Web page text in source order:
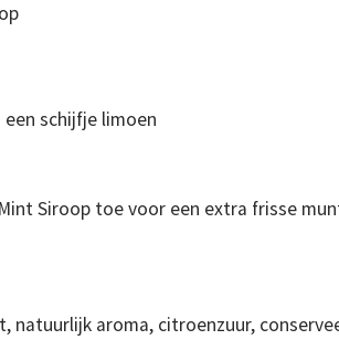
schijfje limoen
Siroop toe voor een extra frisse
natuurlijk aroma, citroenzuur,